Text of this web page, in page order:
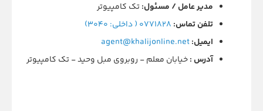
مدیر عامل / مسئول:تک کامپیوتر
تلفن تماس: 0771828 ( داخلی: 3040)
ایمیل:agent@khalijonline.net
آدرس :خیابان معلم - روبروی مبل وحید - تک کامپیوتر